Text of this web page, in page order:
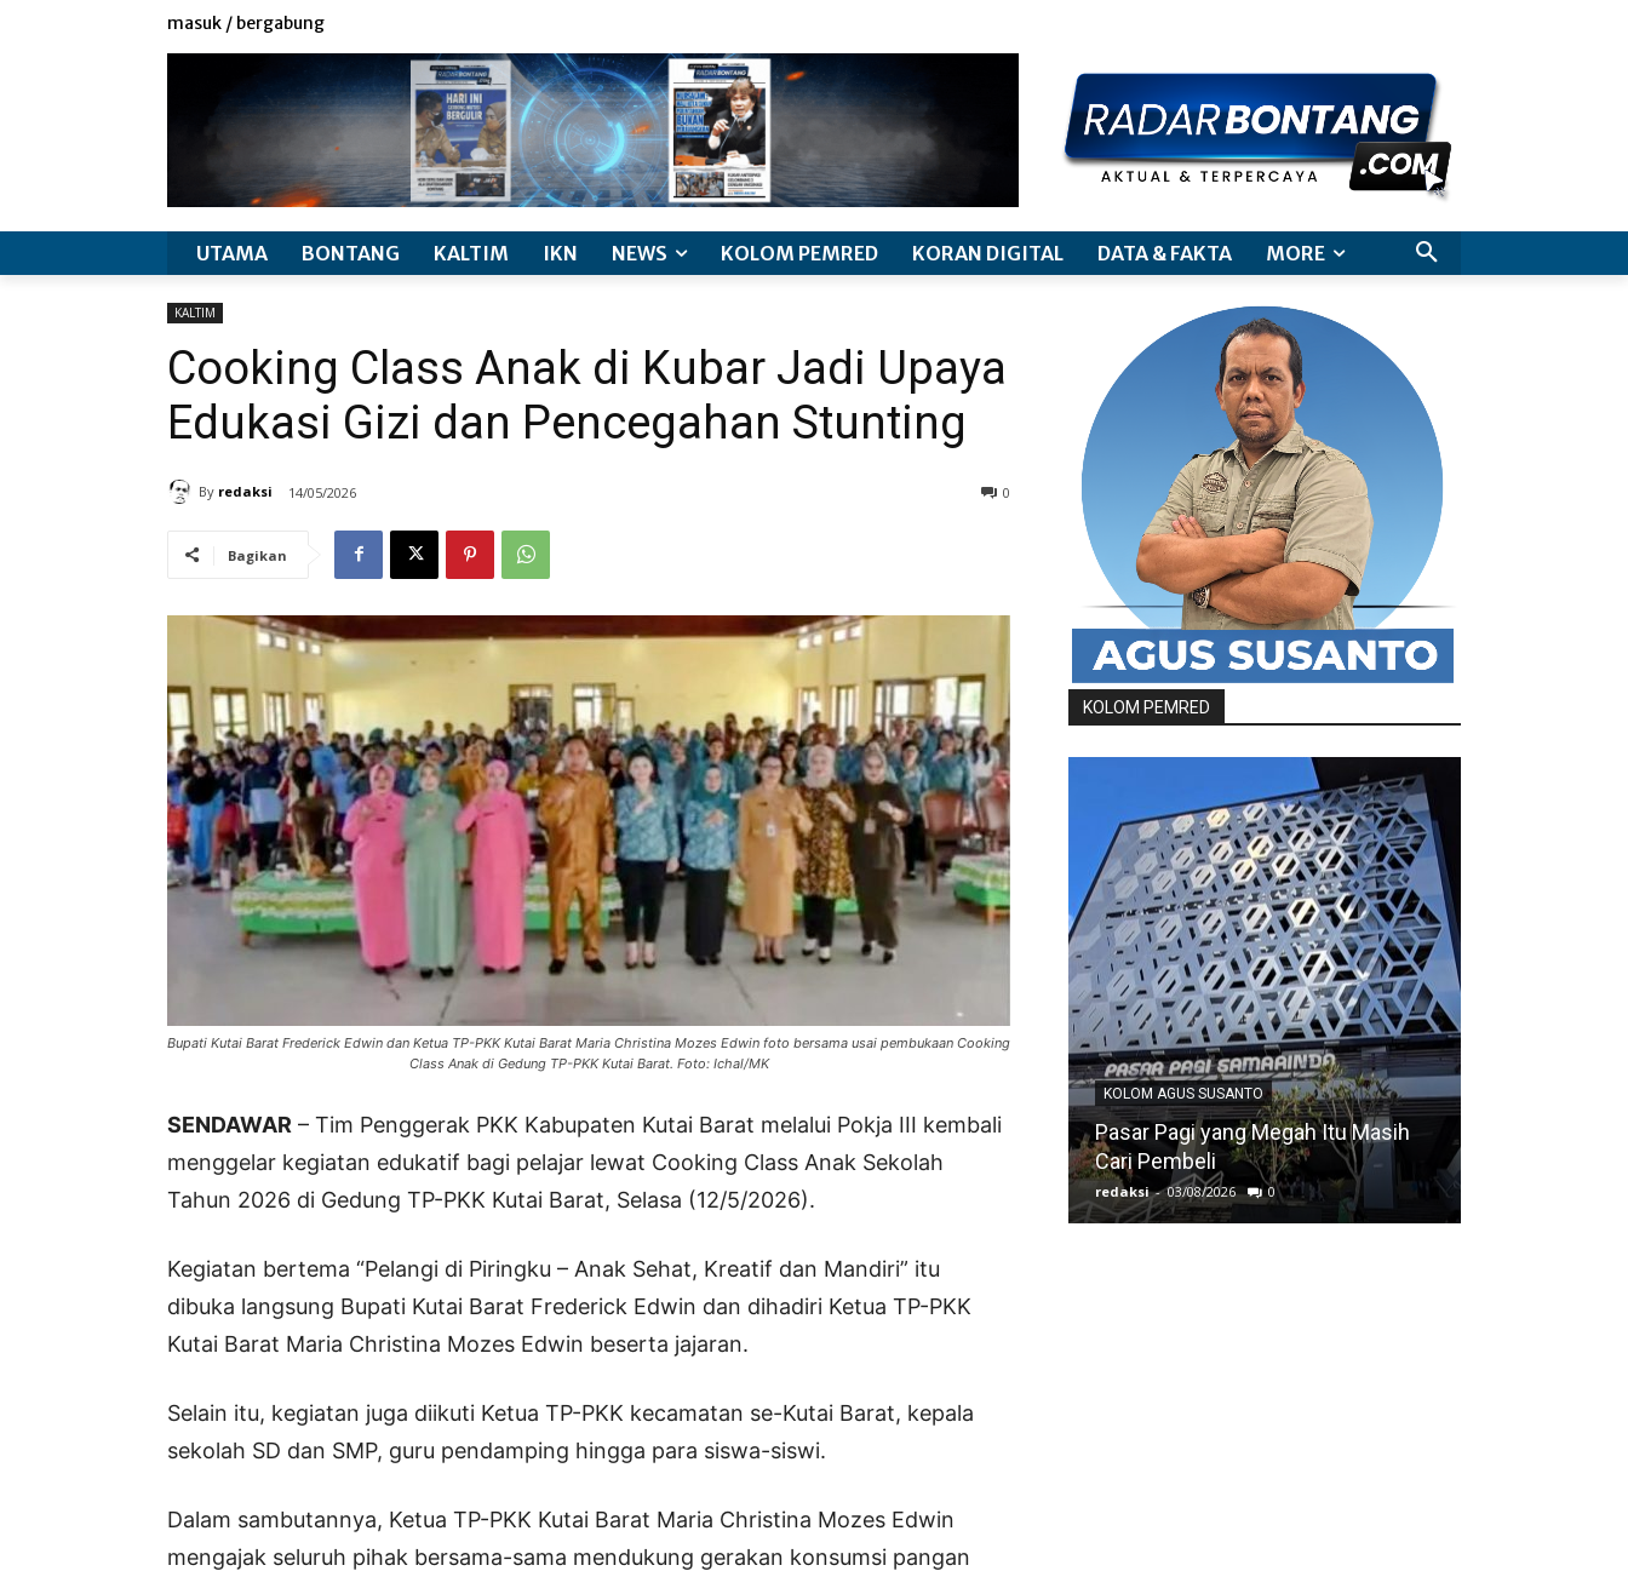
masuk / bergabung
UTAMA BONTANG KALTIM IKN NEWS KOLOM PEMRED KORAN DIGITAL DATA & FAKTA MORE
KALTIM
Cooking Class Anak di Kubar Jadi Upaya
Edukasi Gizi dan Pencegahan Stunting
By redaksi 14/05/2026 0
Bagikan
Bupati Kutai Barat Frederick Edwin dan Ketua TP-PKK Kutai Barat Maria Christina Mozes Edwin foto bersama usai pembukaan Cooking
Class Anak di Gedung TP-PKK Kutai Barat. Foto: Ichal/MK
SENDAWAR – Tim Penggerak PKK Kabupaten Kutai Barat melalui Pokja III kembali
menggelar kegiatan edukatif bagi pelajar lewat Cooking Class Anak Sekolah
Tahun 2026 di Gedung TP-PKK Kutai Barat, Selasa (12/5/2026).
Kegiatan bertema “Pelangi di Piringku – Anak Sehat, Kreatif dan Mandiri” itu
dibuka langsung Bupati Kutai Barat Frederick Edwin dan dihadiri Ketua TP-PKK
Kutai Barat Maria Christina Mozes Edwin beserta jajaran.
Selain itu, kegiatan juga diikuti Ketua TP-PKK kecamatan se-Kutai Barat, kepala
sekolah SD dan SMP, guru pendamping hingga para siswa-siswi.
Dalam sambutannya, Ketua TP-PKK Kutai Barat Maria Christina Mozes Edwin
mengajak seluruh pihak bersama-sama mendukung gerakan konsumsi pangan
KOLOM PEMRED
KOLOM AGUS SUSANTO
Pasar Pagi yang Megah Itu Masih
Cari Pembeli
redaksi - 03/08/2026 0